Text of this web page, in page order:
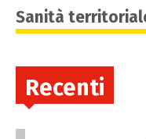
Sanità
Recenti